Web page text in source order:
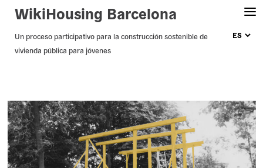
Skip
WikiHousing Barcelona
Un proceso participativo para la construcción sostenible de
vivienda pública para jóvenes